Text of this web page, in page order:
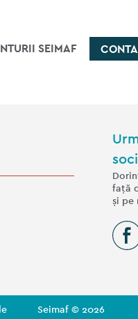
SEIMAF
față
și pe
Seimaf © 2026